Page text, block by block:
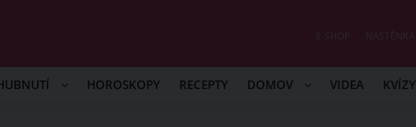
HOROSKOPY RECEPTY DOMOV VIDEA KVÍZY